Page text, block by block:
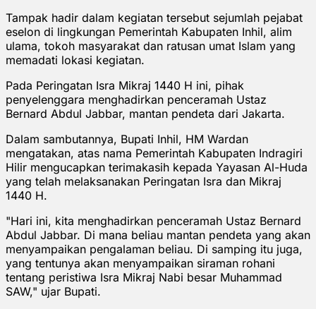
Tampak hadir dalam kegiatan tersebut sejumlah pejabat
eselon di lingkungan Pemerintah Kabupaten Inhil, alim
ulama, tokoh masyarakat dan ratusan umat Islam yang
memadati lokasi kegiatan.
Pada Peringatan Isra Mikraj 1440 H ini, pihak
penyelenggara menghadirkan penceramah Ustaz
Bernard Abdul Jabbar, mantan pendeta dari Jakarta.
Dalam sambutannya, Bupati Inhil, HM Wardan
mengatakan, atas nama Pemerintah Kabupaten Indragiri
Hilir mengucapkan terimakasih kepada Yayasan Al-Huda
yang telah melaksanakan Peringatan Isra dan Mikraj
1440 H.
"Hari ini, kita menghadirkan penceramah Ustaz Bernard
Abdul Jabbar. Di mana beliau mantan pendeta yang akan
menyampaikan pengalaman beliau. Di samping itu juga,
yang tentunya akan menyampaikan siraman rohani
tentang peristiwa Isra Mikraj Nabi besar Muhammad
SAW," ujar Bupati.